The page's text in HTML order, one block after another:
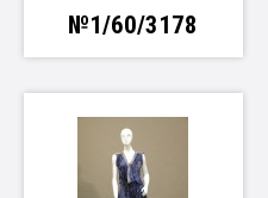
№1/60/3178